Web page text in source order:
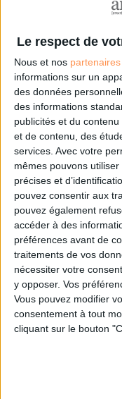
Le respect de
Nous et nos partenaires
informations sur un
des données
des informations
publicités et du
et de contenu, des
services. Avec votre
mêmes pouvons
précises et
pouvez consentir aux
pouvez également
accéder à des
préférences avant de
traitements de vos
nécessiter votre
y opposer. Vos
Vous pouvez modifier
consentement à tout
cliquant sur le bouton
Bibliothèques :
Les derniers guides :
IA génératives :
Archivage
outils
Stratégie data :
données
LES DERNIÈRES